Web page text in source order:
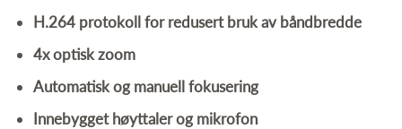
H.264 protokoll for redusert bruk av båndbredde
4x optisk zoom
Automatisk og manuell fokusering
Innebygget høyttaler og mikrofon